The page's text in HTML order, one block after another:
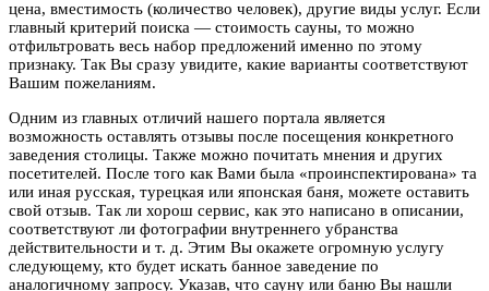
цена, вместимость (количество человек), другие виды услуг. Если
главный критерий поиска — стоимость сауны, то можно
отфильтровать весь набор предложений именно по этому
признаку. Так Вы сразу увидите, какие варианты соответствуют
Вашим пожеланиям.
Одним из главных отличий нашего портала является
возможность оставлять отзывы после посещения конкретного
заведения столицы. Также можно почитать мнения и других
посетителей. После того как Вами была «проинспектирована» та
или иная русская, турецкая или японская баня, можете оставить
свой отзыв. Так ли хорош сервис, как это написано в описании,
соответствуют ли фотографии внутреннего убранства
действительности и т. д. Этим Вы окажете огромную услугу
следующему, кто будет искать банное заведение по
аналогичному запросу. Указав, что сауну или баню Вы нашли